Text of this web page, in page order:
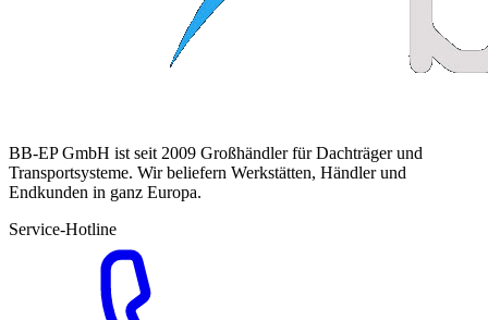
BB-EP GmbH ist seit 2009 Großhändler für Dachträger und
Transportsysteme. Wir beliefern Werkstätten, Händler und
Endkunden in ganz Europa.
Service-Hotline